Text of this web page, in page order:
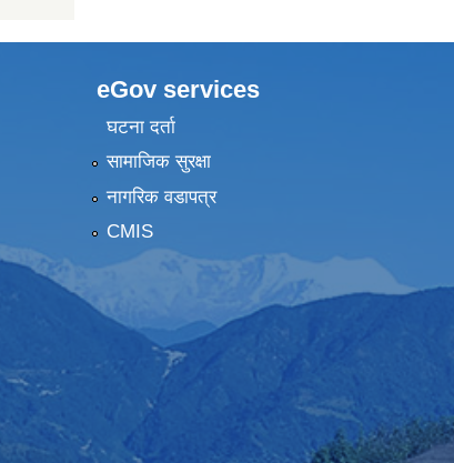
eGov services
घटना दर्ता
सामाजिक सुरक्षा
नागरिक वडापत्र
CMIS